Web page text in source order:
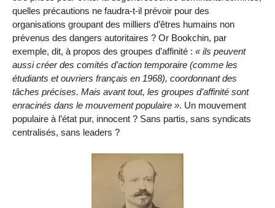
quelles précautions ne faudra-t-il prévoir pour des
organisations groupant des milliers d’êtres humains non
prévenus des dangers autoritaires ? Or Bookchin, par
exemple, dit, à propos des groupes d’affinité :
ils peuvent
aussi créer des comités d’action temporaire (comme les
étudiants et ouvriers français en 1968), coordonnant des
tâches précises. Mais avant tout, les groupes d’affinité sont
enracinés dans le mouvement populaire
. Un mouvement
populaire à l’état pur, innocent ? Sans partis, sans syndicats
centralisés, sans leaders ?